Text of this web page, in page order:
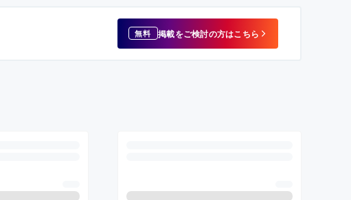
無料 掲載をご検討の方はこちら